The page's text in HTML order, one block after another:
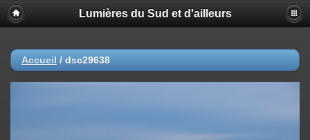
Lumières du Sud et d'ailleurs
Accueil / dsc29638